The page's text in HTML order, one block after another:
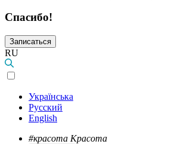
Спасибо!
Записаться
RU
Українська
Русский
English
#красота Красота